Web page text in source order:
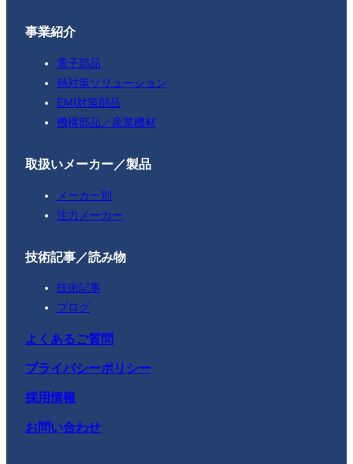
事業紹介
電子部品
熱対策ソリューション
EMI対策部品
機構部品／産業機材
取扱いメーカー／製品
メーカー別
注力メーカー
技術記事／読み物
技術記事
ブログ
よくあるご質問
プライバシーポリシー
採用情報
お問い合わせ